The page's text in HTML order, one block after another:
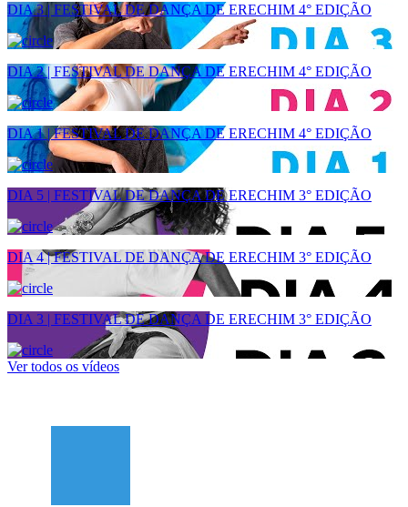
DIA 3 | FESTIVAL DE DANÇA DE ERECHIM 4° EDIÇÃO
DIA 2 | FESTIVAL DE DANÇA DE ERECHIM 4° EDIÇÃO
DIA 1 | FESTIVAL DE DANÇA DE ERECHIM 4° EDIÇÃO
DIA 5 | FESTIVAL DE DANÇA DE ERECHIM 3° EDIÇÃO
DIA 4 | FESTIVAL DE DANÇA DE ERECHIM 3° EDIÇÃO
DIA 3 | FESTIVAL DE DANÇA DE ERECHIM 3° EDIÇÃO
Ver todos os vídeos